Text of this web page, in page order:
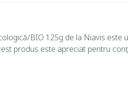
BIO 125g de la Niavis
produs este apreciat pentru